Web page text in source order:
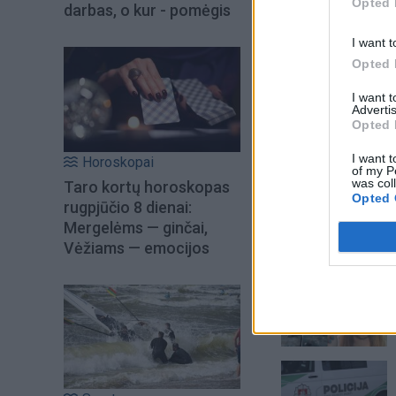
I want
Opted
I want
Opted
I want
of my
was
Opted
darbas, o kur - pomėgis
Horoskopai
Taro kortų horoskopas
rugpjūčio 8 dienai:
Mergelėms — ginčai,
Vėžiams — emocijos
Į Klaipėdą iš
Kučinskienė
Šiuo metu